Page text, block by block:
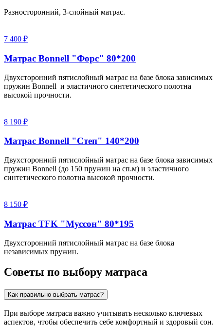
Разносторонний, 3-слойный матрас.
7 400 ₽
Матрас Bonnell "Форс" 80*200
Двухсторонний пятислойный матрас на базе блока зависимых
пружин Bonnell и эластичного синтетического полотна
высокой прочности.
8 190 ₽
Матрас Bonnell "Степ" 140*200
Двухсторонний пятислойный матрас на базе блока зависимых
пружин Bonnell (до 150 пружин на сп.м) и эластичного
синтетического полотна высокой прочности.
8 150 ₽
Матрас TFK "Муссон" 80*195
Двухсторонний пятислойный матрас на базе блока
независимых пружин.
Советы по выбору матраса
Как правильно выбрать матрас?
При выборе матраса важно учитывать несколько ключевых
аспектов, чтобы обеспечить себе комфортный и здоровый сон.